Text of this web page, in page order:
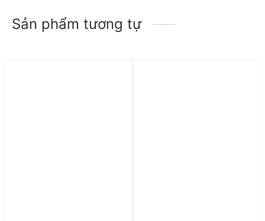
Sản phẩm tương tự